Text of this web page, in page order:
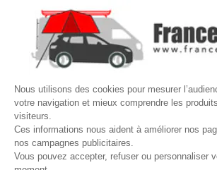
Nous utilisons des cookies pour mesurer
votre navigation et mieux comprendre les
visiteurs.
Ces informations nous aident à améliorer nos
nos campagnes publicitaires.
Vous pouvez accepter, refuser ou personnaliser
VOTRE COMPTE